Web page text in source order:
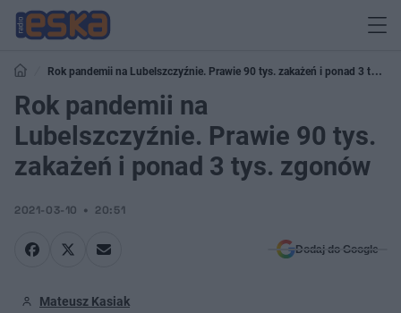
Rok pandemii na Lubelszczyźnie. Prawie 90 tys. zakażeń i ponad 3 tys.
zgonów
Rok pandemii na
Lubelszczyźnie. Prawie 90 tys.
zakażeń i ponad 3 tys. zgonów
2021-03-10 20:51
Dodaj do Google
Mateusz Kasiak